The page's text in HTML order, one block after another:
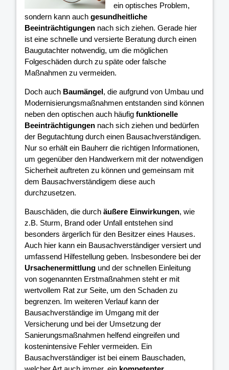
ein optisches Problem,
sondern kann auch gesundheitliche
Beeinträchtigungen nach sich ziehen. Gerade hier
ist eine schnelle und versierte Beratung durch einen
Baugutachter notwendig, um die möglichen
Folgeschäden durch zu späte oder falsche
Maßnahmen zu vermeiden.
Doch auch Baumängel, die aufgrund von Umbau und
Modernisierungsmaßnahmen entstanden sind können
neben den optischen auch häufig funktionelle
Beeinträchtigungen nach sich ziehen und bedürfen
der Begutachtung durch einen Bausachverständigen.
Nur so erhält ein Bauherr die richtigen Informationen,
um gegenüber den Handwerkern mit der notwendigen
Sicherheit auftreten zu können und gemeinsam mit
dem Bausachverständigem diese auch
durchzusetzen.
Bauschäden, die durch äußere Einwirkungen, wie
z.B. Sturm, Brand oder Unfall entstehen sind
besonders ärgerlich für den Besitzer eines Hauses.
Auch hier kann ein Bausachverständiger versiert und
umfassend Hilfestellung geben. Insbesondere bei der
Ursachenermittlung und der schnellen Einleitung
von sogenannten Erstmaßnahmen steht er mit
wertvollem Rat zur Seite, um den Schaden zu
begrenzen. Im weiteren Verlauf kann der
Bausachverständige im Umgang mit der
Versicherung und bei der Umsetzung der
Sanierungsmaßnahmen helfend eingreifen und
kostenintensive Fehler vermeiden. Ein
Bausachverständiger ist bei einem Bauschaden,